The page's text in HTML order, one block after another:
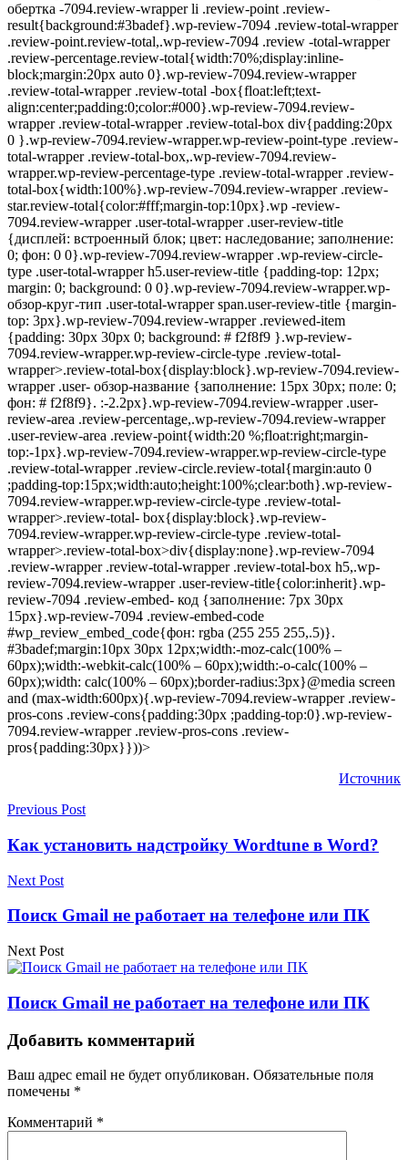
обертка -7094.review-wrapper li .review-point .review-
result{background:#3badef}.wp-review-7094 .review-total-wrapper
.review-point.review-total,.wp-review-7094 .review -total-wrapper
.review-percentage.review-total{width:70%;display:inline-
block;margin:20px auto 0}.wp-review-7094.review-wrapper
.review-total-wrapper .review-total -box{float:left;text-
align:center;padding:0;color:#000}.wp-review-7094.review-
wrapper .review-total-wrapper .review-total-box div{padding:20px
0 }.wp-review-7094.review-wrapper.wp-review-point-type .review-
total-wrapper .review-total-box,.wp-review-7094.review-
wrapper.wp-review-percentage-type .review-total-wrapper .review-
total-box{width:100%}.wp-review-7094.review-wrapper .review-
star.review-total{color:#fff;margin-top:10px}.wp -review-
7094.review-wrapper .user-total-wrapper .user-review-title
{дисплей: встроенный блок; цвет: наследование; заполнение:
0; фон: 0 0}.wp-review-7094.review-wrapper .wp-review-circle-
type .user-total-wrapper h5.user-review-title {padding-top: 12px;
margin: 0; background: 0 0}.wp-review-7094.review-wrapper.wp-
обзор-круг-тип .user-total-wrapper span.user-review-title {margin-
top: 3px}.wp-review-7094.review-wrapper .reviewed-item
{padding: 30px 30px 0; background: # f2f8f9 }.wp-review-
7094.review-wrapper.wp-review-circle-type .review-total-
wrapper>.review-total-box{display:block}.wp-review-7094.review-
wrapper .user- обзор-название {заполнение: 15px 30px; поле: 0;
фон: # f2f8f9}. :-2.2px}.wp-review-7094.review-wrapper .user-
review-area .review-percentage,.wp-review-7094.review-wrapper
.user-review-area .review-point{width:20 %;float:right;margin-
top:-1px}.wp-review-7094.review-wrapper.wp-review-circle-type
.review-total-wrapper .review-circle.review-total{margin:auto 0
;padding-top:15px;width:auto;height:100%;clear:both}.wp-review-
7094.review-wrapper.wp-review-circle-type .review-total-
wrapper>.review-total- box{display:block}.wp-review-
7094.review-wrapper.wp-review-circle-type .review-total-
wrapper>.review-total-box>div{display:none}.wp-review-7094
.review-wrapper .review-total-wrapper .review-total-box h5,.wp-
review-7094.review-wrapper .user-review-title{color:inherit}.wp-
review-7094 .review-embed- код {заполнение: 7px 30px
15px}.wp-review-7094 .review-embed-code
#wp_review_embed_code{фон: rgba (255 255 255,.5)}.
#3badef;margin:10px 30px 12px;width:-moz-calc(100% –
60px);width:-webkit-calc(100% – 60px);width:-o-calc(100% –
60px);width: calc(100% – 60px);border-radius:3px}@media screen
and (max-width:600px){.wp-review-7094.review-wrapper .review-
pros-cons .review-cons{padding:30px ;padding-top:0}.wp-review-
7094.review-wrapper .review-pros-cons .review-
pros{padding:30px}}))>
Источник
Previous Post
Как установить надстройку Wordtune в Word?
Next Post
Поиск Gmail не работает на телефоне или ПК
Next Post
Поиск Gmail не работает на телефоне или ПК
Добавить комментарий
Ваш адрес email не будет опубликован. Обязательные поля
помечены *
Комментарий *